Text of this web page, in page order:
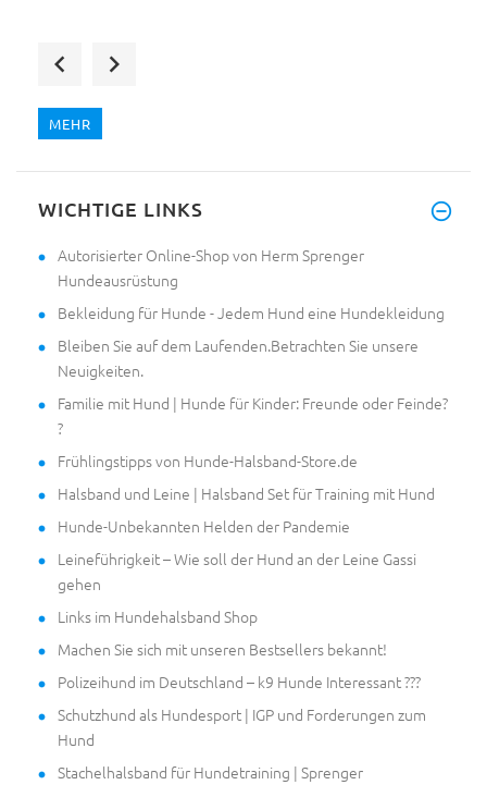
MEHR
WICHTIGE LINKS
Autorisierter Online-Shop von Herm Sprenger
Hundeausrüstung
Bekleidung für Hunde - Jedem Hund eine Hundekleidung
Bleiben Sie auf dem Laufenden.Betrachten Sie unsere
Neuigkeiten.
Familie mit Hund | Hunde für Kinder: Freunde oder Feinde?
?
Frühlingstipps von Hunde-Halsband-Store.de
Halsband und Leine | Halsband Set für Training mit Hund
Hunde-Unbekannten Helden der Pandemie
Leineführigkeit – Wie soll der Hund an der Leine Gassi
gehen
Links im Hundehalsband Shop
Machen Sie sich mit unseren Bestsellers bekannt!
Polizeihund im Deutschland – k9 Hunde Interessant ???
Schutzhund als Hundesport | IGP und Forderungen zum
Hund
Stachelhalsband für Hundetraining | Sprenger